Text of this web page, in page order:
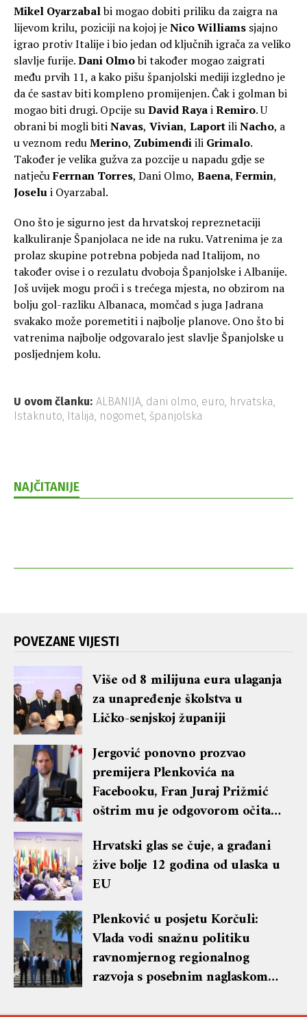
Mikel Oyarzabalbi mogao dobiti priliku da zaigra na
lijevom krilu, poziciji na kojoj jeNico Williams sjajno
igrao protiv Italije i bio jedan od ključnih igrača za veliko
slavlje furije.Dani Olmobi također mogao zaigrati
među prvih 11, a kako pišu španjolski mediji izgledno je
da će sastav biti kompleno promijenjen. Čak i golman bi
mogao biti drugi. Opcije suDavid RayaiRemiro. U
obrani bi mogli bitiNavas, Vivian, LaportiliNacho, a
u veznom reduMerino, Zubimendiili Grimalo.
Također je velika gužva za pozcije u napadu gdje se
natječuFerrnan Torres, Dani Olmo, Baena,Fermin,
Joselui Oyarzabal.
Ono što je sigurno jest da hrvatskoj repreznetaciji
kalkuliranje Španjolaca ne ide na ruku. Vatrenima je za
prolaz skupine potrebna pobjeda nad Italijom, no
također ovise i o rezulatu dvoboja Španjolske i Albanije.
Još uvijek mogu proći i s trećega mjesta, no obzirom na
bolju gol-razliku Albanaca, momčad s juga Jadrana
svakako može poremetiti i najbolje planove. Ono što bi
vatrenima najbolje odgovaralo jest slavlje Španjolske u
posljednjem kolu.
U ovom članku: ALBANIJA, dani olmo, euro, hrvatska,
Istaknuto, Italija, nogomet, španjolska
NAJČITANIJE
POVEZANE VIJESTI
Više od 8 milijuna eura ulaganja
za unapređenje školstva u
Ličko-senjskoj županiji
Jergović ponovno prozvao
premijera Plenkovića na
Facebooku, Fran Juraj Prižmić
oštrim mu je odgovorom očitao
komentara
Hrvatski glas se čuje, a građani
žive bolje 12 godina od ulaska u
EU
Plenković u posjetu Korčuli:
Vlada vodi snažnu politiku
ravnomjernog regionalnog
razvoja s posebnim naglaskom